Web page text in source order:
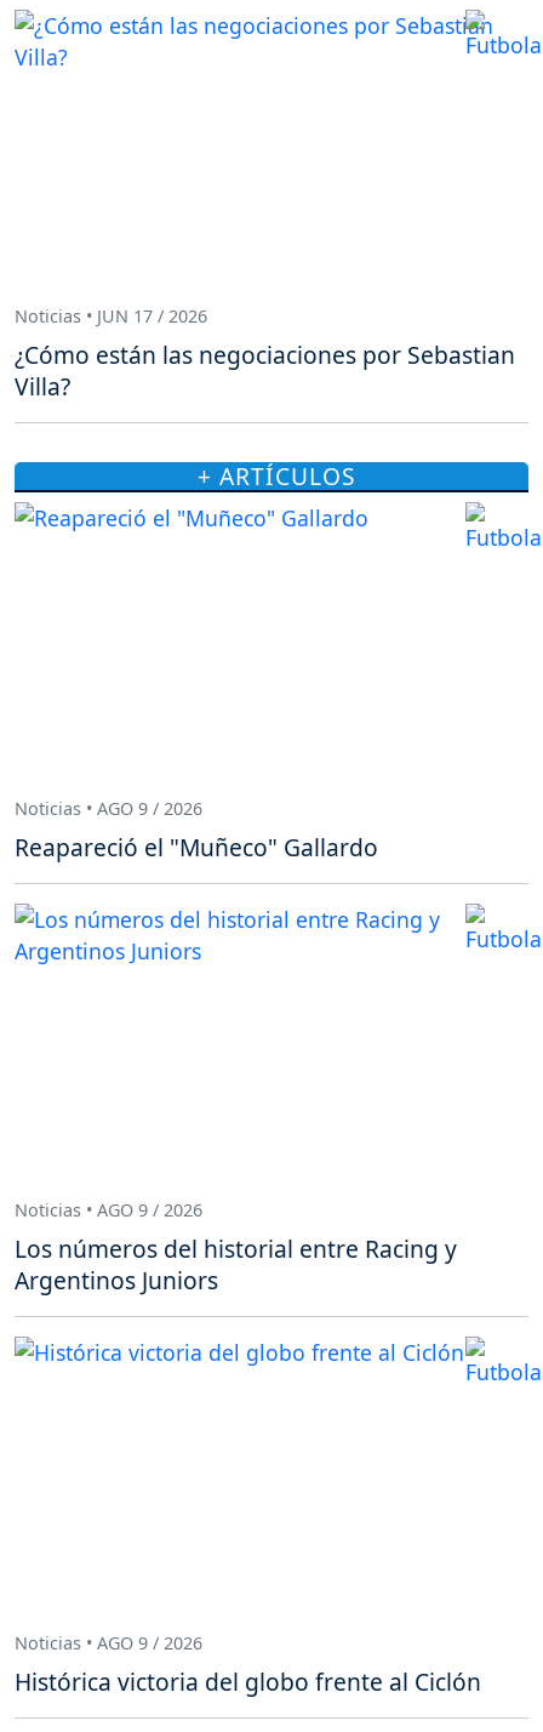
Noticias • JUN 17 / 2026
¿Cómo están las negociaciones por Sebastian
Villa?
+ ARTÍCULOS
Noticias • AGO 9 / 2026
Reapareció el "Muñeco" Gallardo
Noticias • AGO 9 / 2026
Los números del historial entre Racing y
Argentinos Juniors
Noticias • AGO 9 / 2026
Histórica victoria del globo frente al Ciclón